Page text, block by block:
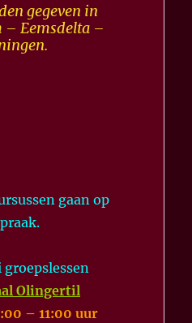
gegeven in
– Eemsdelta –
gaan op
Olingertil
– 11:00 uur